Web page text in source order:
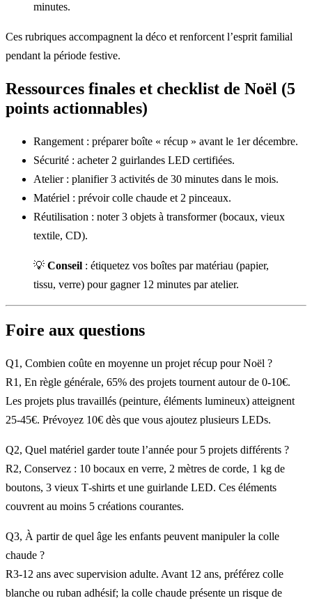
minutes.
Ces rubriques accompagnent la déco et renforcent l’esprit familial
pendant la période festive.
Ressources finales et checklist de Noël (5
points actionnables)
Rangement : préparer boîte « récup » avant le 1er décembre.
Sécurité : acheter 2 guirlandes LED certifiées.
Atelier : planifier 3 activités de 30 minutes dans le mois.
Matériel : prévoir colle chaude et 2 pinceaux.
Réutilisation : noter 3 objets à transformer (bocaux, vieux
textile, CD).
💡 Conseil : étiquetez vos boîtes par matériau (papier,
tissu, verre) pour gagner 12 minutes par atelier.
Foire aux questions
Q1, Combien coûte en moyenne un projet récup pour Noël ?
R1, En règle générale, 65% des projets tournent autour de 0-10€.
Les projets plus travaillés (peinture, éléments lumineux) atteignent
25-45€. Prévoyez 10€ dès que vous ajoutez plusieurs LEDs.
Q2, Quel matériel garder toute l’année pour 5 projets différents ?
R2, Conservez : 10 bocaux en verre, 2 mètres de corde, 1 kg de
boutons, 3 vieux T‑shirts et une guirlande LED. Ces éléments
couvrent au moins 5 créations courantes.
Q3, À partir de quel âge les enfants peuvent manipuler la colle
chaude ?
R3-12 ans avec supervision adulte. Avant 12 ans, préférez colle
blanche ou ruban adhésif; la colle chaude présente un risque de